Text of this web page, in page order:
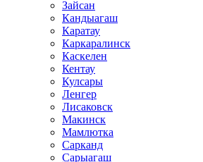
Зайсан
Кандыагаш
Каратау
Каркаралинск
Каскелен
Кентау
Кулсары
Ленгер
Лисаковск
Макинск
Мамлютка
Сарканд
Сарыагаш